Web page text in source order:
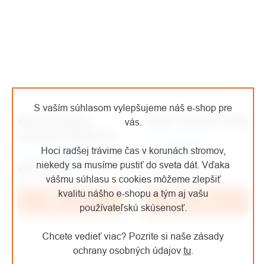
S vaším súhlasom vylepšujeme náš e-shop pre
vás.
Hoci radšej trávime čas v korunách stromov,
niekedy sa musíme pustiť do sveta dát. Vďaka
vášmu súhlasu s cookies môžeme zlepšiť
kvalitu nášho e-shopu a tým aj vašu
používateľskú skúsenosť.
Chcete vedieť viac? Pozrite si naše zásady
ochrany osobných údajov tu
Na objednávku
€786,21 bez DPH
€951,32/ ks
€614,88 bez DPH
€744/ ks
Do košíka